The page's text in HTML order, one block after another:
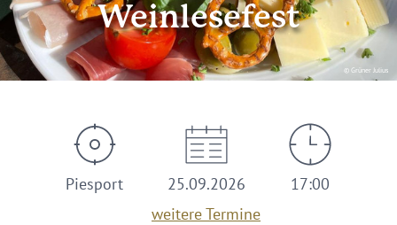
© Grüner Julius
Weinlesefest
Piesport
25.09.2026
weitere Termine
17:00